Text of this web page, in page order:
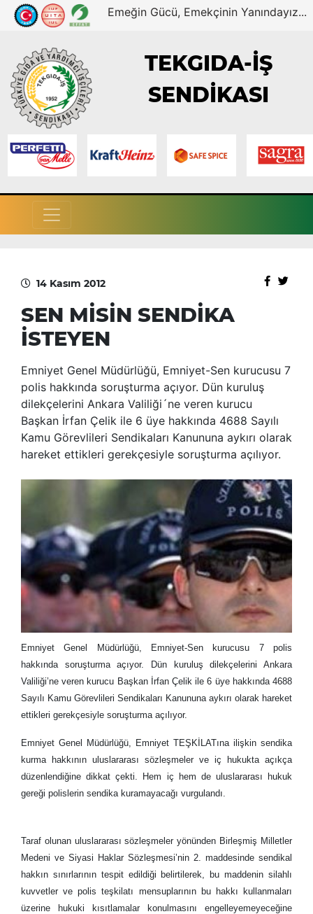
Emeğin Gücü, Emekçinin Yanındayız...
TEKGIDA-İŞ
SENDİKASI
14 Kasım 2012
SEN MİSİN SENDİKA
İSTEYEN
Emniyet Genel Müdürlüğü, Emniyet-Sen kurucusu 7
polis hakkında soruşturma açıyor. Dün kuruluş
dilekçelerini Ankara Valiliği´ne veren kurucu
Başkan İrfan Çelik ile 6 üye hakkında 4688 Sayılı
Kamu Görevlileri Sendikaları Kanununa aykırı olarak
hareket ettikleri gerekçesiyle soruşturma açılıyor.
Emniyet Genel Müdürlüğü, Emniyet-Sen kurucusu 7 polis
hakkında soruşturma açıyor. Dün kuruluş dilekçelerini Ankara
Valiliği’ne veren kurucu Başkan İrfan Çelik ile 6 üye hakkında 4688
Sayılı Kamu Görevlileri Sendikaları Kanununa aykırı olarak hareket
ettikleri gerekçesiyle soruşturma açılıyor.
Emniyet Genel Müdürlüğü, Emniyet TEŞKİLATına ilişkin sendika
kurma hakkının uluslararası sözleşmeler ve iç hukukta açıkça
düzenlendiğine dikkat çekti. Hem iç hem de uluslararası hukuk
gereği polislerin sendika kuramayacağı vurgulandı.
Taraf olunan uluslararası sözleşmeler yönünden Birleşmiş Milletler
Medeni ve Siyasi Haklar Sözleşmesi’nin 2. maddesinde sendikal
hakkın sınırlarının tespit edildiği belirtilerek, bu maddenin silahlı
kuvvetler ve polis teşkilatı mensuplarının bu hakkı kullanmaları
üzerine hukuki kısıtlamalar konulmasını engelleyemeyeceğine